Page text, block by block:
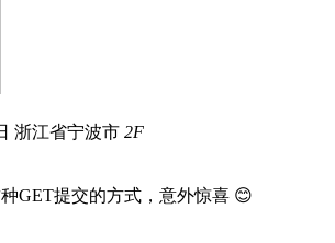
浙江省宁波市 2F
GET提交的方式，意外惊喜 😊